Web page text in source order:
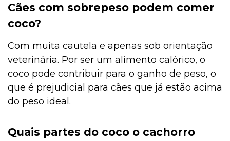
Cães com sobrepeso podem comer
coco?
Com muita cautela e apenas sob orientação
veterinária. Por ser um alimento calórico, o
coco pode contribuir para o ganho de peso, o
que é prejudicial para cães que já estão acima
do peso ideal.
Quais partes do coco o cachorro